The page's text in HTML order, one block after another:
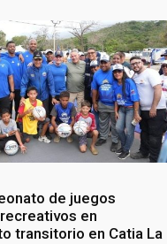
de juegos
en
transitorio en Catia La